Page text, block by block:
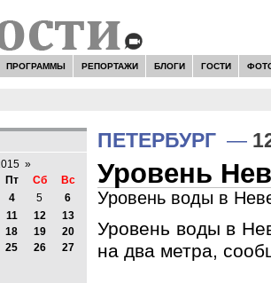
ПРОГРАММЫ РЕПОРТАЖИ БЛОГИ ГОСТИ
»
Пт Сб
Вс
4 5
6
11 12
13
18 19
20
25 26
27
ПЕТЕРБУРГ —
Уровень
Уровень воды в
Уровень воды в
на два метра,